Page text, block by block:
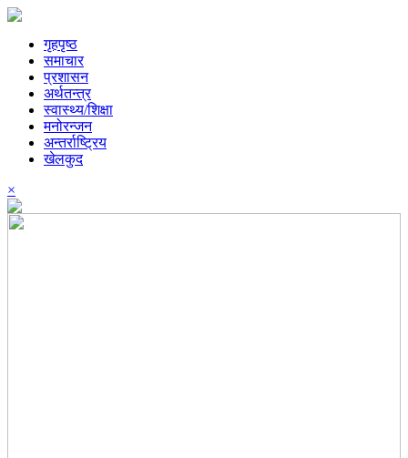
गृहपृष्ठ
समाचार
प्रशासन
अर्थतन्त्र
स्वास्थ्य/शिक्षा
मनोरन्जन
अन्तर्राष्ट्रिय
खेलकुद
×